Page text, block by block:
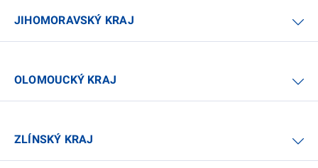
JIHOMORAVSKÝ KRAJ
OLOMOUCKÝ KRAJ
ZLÍNSKÝ KRAJ